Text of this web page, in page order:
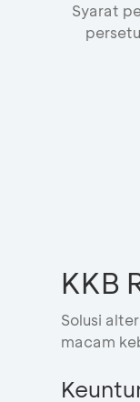
Syarat
KKB
Solusi
macam